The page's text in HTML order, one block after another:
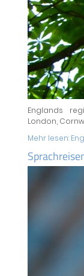
Englands
London,
Mehr lesen: